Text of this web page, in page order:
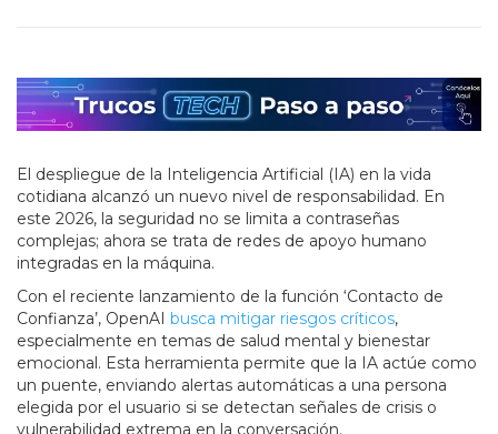
El despliegue de la Inteligencia Artificial (IA) en la vida
cotidiana alcanzó un nuevo nivel de responsabilidad. En
este 2026, la seguridad no se limita a contraseñas
complejas; ahora se trata de redes de apoyo humano
integradas en la máquina.
Con el reciente lanzamiento de la función ‘Contacto de
Confianza’, OpenAI busca mitigar riesgos críticos,
especialmente en temas de salud mental y bienestar
emocional. Esta herramienta permite que la IA actúe como
un puente, enviando alertas automáticas a una persona
elegida por el usuario si se detectan señales de crisis o
vulnerabilidad extrema en la conversación.